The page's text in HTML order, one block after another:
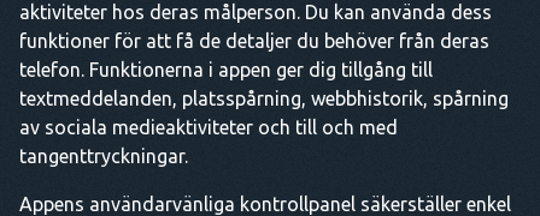
aktiviteter hos deras målperson. Du kan använda dess
funktioner för att få de detaljer du behöver från deras
telefon. Funktionerna i appen ger dig tillgång till
textmeddelanden, platsspårning, webbhistorik, spårning
av sociala medieaktiviteter och till och med
tangenttryckningar.
Appens användarvänliga kontrollpanel säkerställer enkel